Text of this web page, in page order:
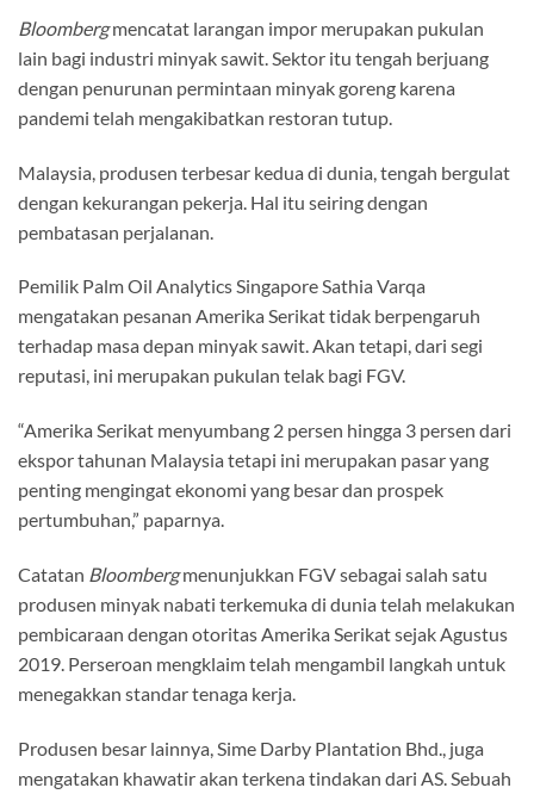
Bloombergmencatat larangan impor merupakan pukulan
lain bagi industri minyak sawit. Sektor itu tengah berjuang
dengan penurunan permintaan minyak goreng karena
pandemi telah mengakibatkan restoran tutup.
Malaysia, produsen terbesar kedua di dunia, tengah bergulat
dengan kekurangan pekerja. Hal itu seiring dengan
pembatasan perjalanan.
Pemilik Palm Oil Analytics Singapore Sathia Varqa
mengatakan pesanan Amerika Serikat tidak berpengaruh
terhadap masa depan minyak sawit. Akan tetapi, dari segi
reputasi, ini merupakan pukulan telak bagi FGV.
“Amerika Serikat menyumbang 2 persen hingga 3 persen dari
ekspor tahunan Malaysia tetapi ini merupakan pasar yang
penting mengingat ekonomi yang besar dan prospek
pertumbuhan,” paparnya.
Catatan Bloombergmenunjukkan FGV sebagai salah satu
produsen minyak nabati terkemuka di dunia telah melakukan
pembicaraan dengan otoritas Amerika Serikat sejak Agustus
2019. Perseroan mengklaim telah mengambil langkah untuk
menegakkan standar tenaga kerja.
Produsen besar lainnya, Sime Darby Plantation Bhd., juga
mengatakan khawatir akan terkena tindakan dari AS. Sebuah